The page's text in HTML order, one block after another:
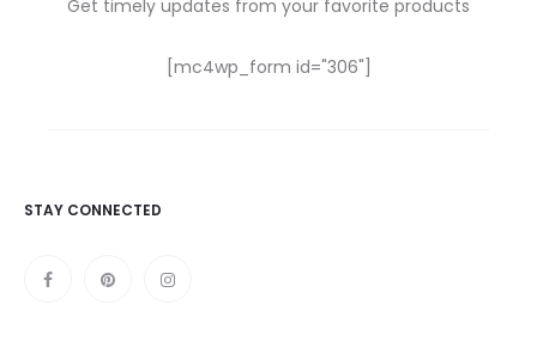
Get timely updates from your favorite products
[mc4wp_form id="306"]
STAY CONNECTED